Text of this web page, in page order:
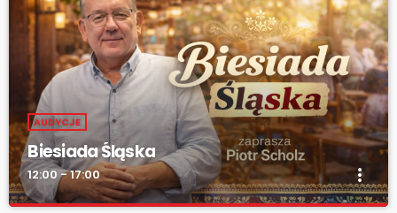
AUDYCJE
Biesiada Śląska
12:00 - 17:00 more_vert